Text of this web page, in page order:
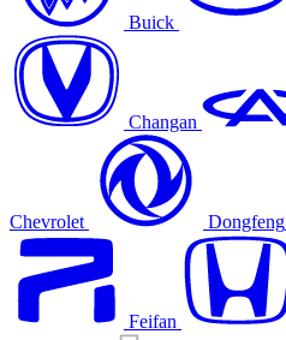
Buick
Changan
Chevrolet Dongfeng
Feifan